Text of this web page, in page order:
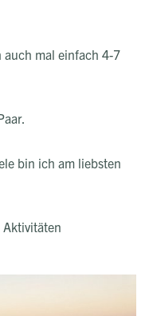
auch mal einfach 4-7
bin ich am liebsten